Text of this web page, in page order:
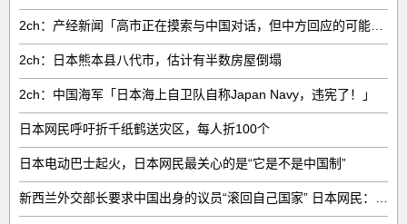
2ch：日本熊本县八代市，估计有半数房屋倒塌
2ch：中国海军「日本海上自卫队自称Japan Navy，违宪了！」
日本网民呼吁折千纸鹤送灾区，每人折100个
日本电动巴士起火，日本网民最关心的是“它是不是中国制”